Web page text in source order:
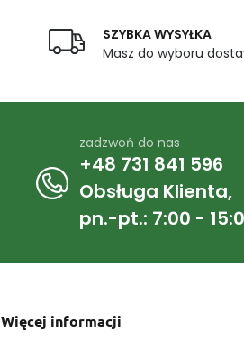
SZYBKA WYSYŁKA
Masz do wyboru
zadzwoń do nas
+48 731 841 596
Obsługa Klienta,
pn.-pt.: 7:00 -
Więcej informacji